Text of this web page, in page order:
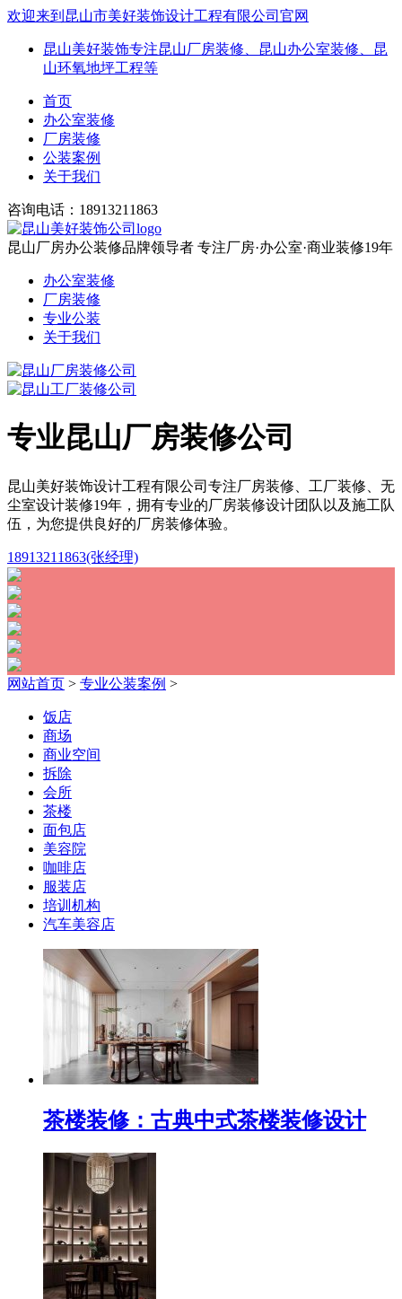
欢迎来到昆山市美好装饰设计工程有限公司官网
昆山美好装饰专注昆山厂房装修、昆山办公室装修、昆
山环氧地坪工程等
首页
办公室装修
厂房装修
公装案例
关于我们
咨询电话：18913211863
昆山厂房办公装修品牌领导者 专注厂房·办公室·商业装修19年
办公室装修
厂房装修
专业公装
关于我们
专业昆山厂房装修公司
昆山美好装饰设计工程有限公司专注厂房装修、工厂装修、无
尘室设计装修19年，拥有专业的厂房装修设计团队以及施工队
伍，为您提供良好的厂房装修体验。
18913211863(张经理)
网站首页 > 专业公装案例 >
饭店
商场
商业空间
拆除
会所
茶楼
面包店
美容院
咖啡店
服装店
培训机构
汽车美容店
茶楼装修：古典中式茶楼装修设计